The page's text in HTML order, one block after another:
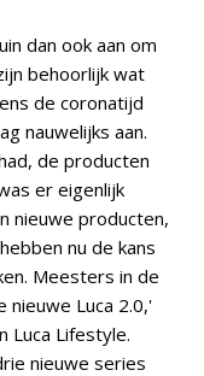
dan ook aan om
behoorlijk wat
de coronatijd
nauwelijks aan.
de producten
er eigenlijk
nieuwe producten,
nu de kans
Meesters in de
nieuwe Luca 2.0,'
Luca Lifestyle.
nieuwe series